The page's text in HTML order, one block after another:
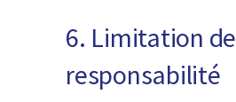
6. Limitation de
responsabilité